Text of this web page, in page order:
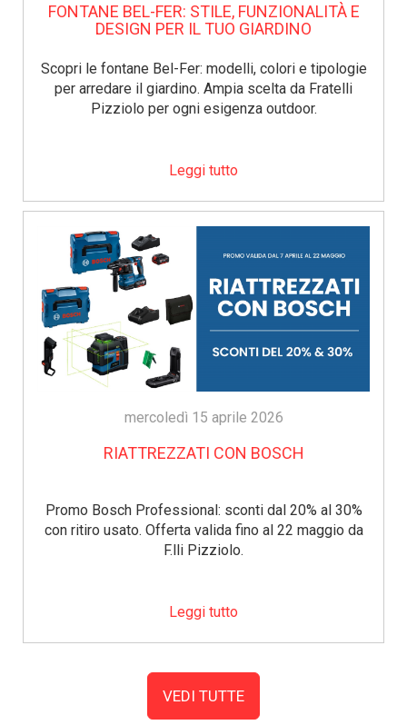
FONTANE BEL-FER: STILE, FUNZIONALITÀ E
DESIGN PER IL TUO GIARDINO
Scopri le fontane Bel-Fer: modelli, colori e tipologie
per arredare il giardino. Ampia scelta da Fratelli
Pizziolo per ogni esigenza outdoor.
Leggi tutto
mercoledì 15 aprile 2026
RIATTREZZATI CON BOSCH
Promo Bosch Professional: sconti dal 20% al 30%
con ritiro usato. Offerta valida fino al 22 maggio da
F.lli Pizziolo.
Leggi tutto
VEDI TUTTE